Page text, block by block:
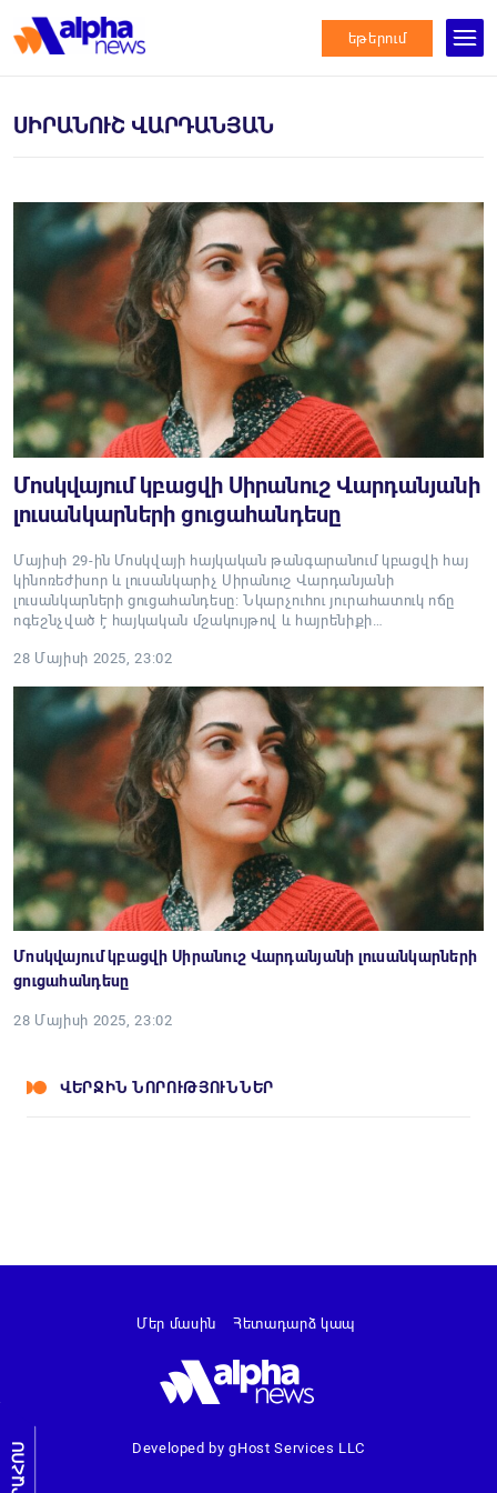
եթերում
ՍԻՐԱՆՈՒՇ ՎԱՐԴԱՆՅԱՆ
Մոսկվայում կբացվի Սիրանուշ Վարդանյանի
լուսանկարների ցուցահանդեսը
Մայիսի 29-ին Մոսկվայի հայկական թանգարանում կբացվի հայ
կինոռեժիսոր և լուսանկարիչ Սիրանուշ Վարդանյանի
լուսանկարների ցուցահանդեսը: Նկարչուհու յուրահատուկ ոճը
ոգեշնչված է հայկական մշակույթով և hայրենիքի…
28 Մայիսի 2025, 23:02
Մոսկվայում կբացվի Սիրանուշ Վարդանյանի լուսանկարների
ցուցահանդեսը
28 Մայիսի 2025, 23:02
ՎԵՐՋԻՆ ՆՈՐՈՒԹՅՈՒՆՆԵՐ
ԼՐԱՀՈՍ Developed by gHost Services LLC
Մեր մասին Հետադարձ կապ